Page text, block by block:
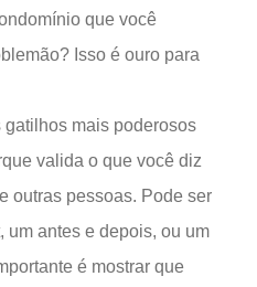
que você
Isso é ouro para
gatilhos mais poderosos
valida o que você diz
outras pessoas. Pode ser
um antes e depois, ou um
é mostrar que